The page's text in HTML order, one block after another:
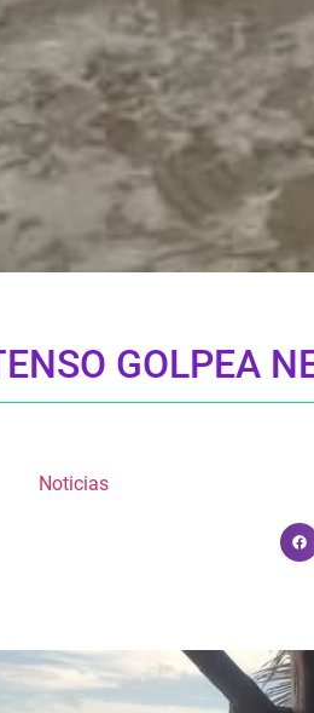
GOLPEA
Noticias